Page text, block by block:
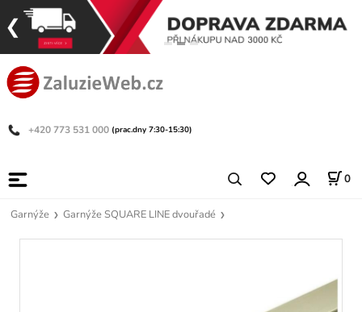
+420 773 531 000 (prac.dny 7:30-15:30)
0
Garnýže Garnýže SQUARE LINE dvouřadé